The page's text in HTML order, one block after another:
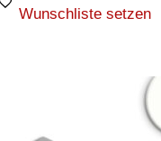
Wunschliste setzen